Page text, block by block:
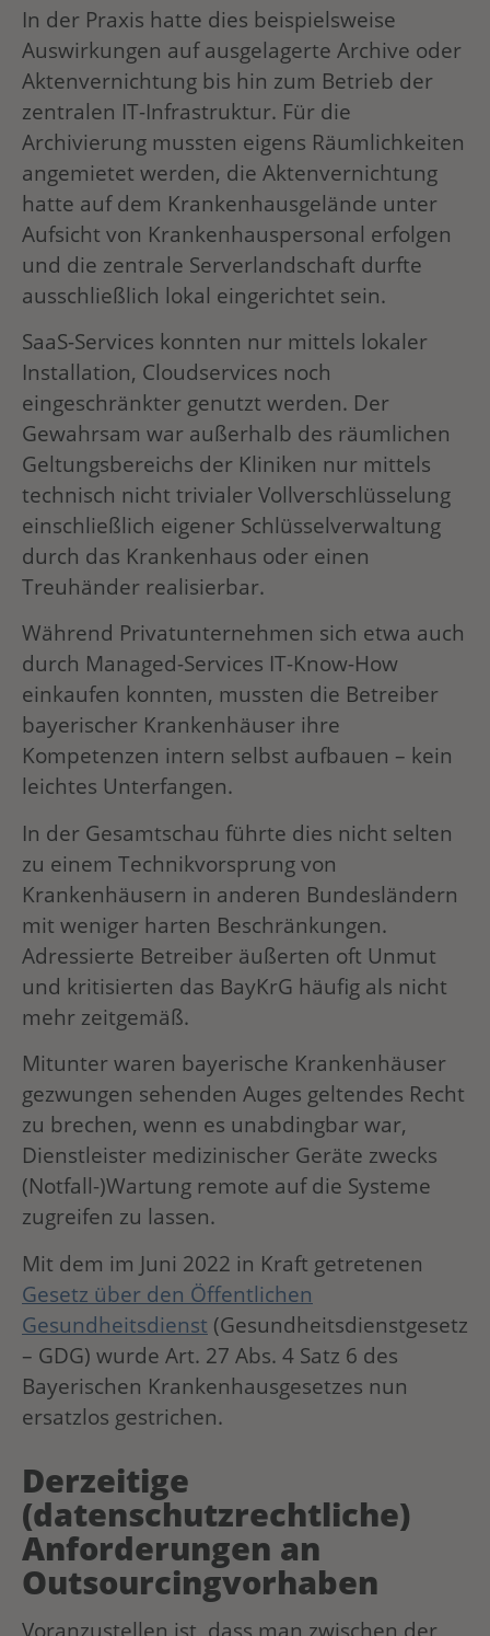
In der Praxis hatte dies beispielsweise
Auswirkungen auf ausgelagerte Archive oder
Aktenvernichtung bis hin zum Betrieb der
zentralen IT-Infrastruktur. Für die
Archivierung mussten eigens Räumlichkeiten
angemietet werden, die Aktenvernichtung
hatte auf dem Krankenhausgelände unter
Aufsicht von Krankenhauspersonal erfolgen
und die zentrale Serverlandschaft durfte
ausschließlich lokal eingerichtet sein.
SaaS-Services konnten nur mittels lokaler
Installation, Cloudservices noch
eingeschränkter genutzt werden. Der
Gewahrsam war außerhalb des räumlichen
Geltungsbereichs der Kliniken nur mittels
technisch nicht trivialer Vollverschlüsselung
einschließlich eigener Schlüsselverwaltung
durch das Krankenhaus oder einen
Treuhänder realisierbar.
Während Privatunternehmen sich etwa auch
durch Managed-Services IT-Know-How
einkaufen konnten, mussten die Betreiber
bayerischer Krankenhäuser ihre
Kompetenzen intern selbst aufbauen – kein
leichtes Unterfangen.
In der Gesamtschau führte dies nicht selten
zu einem Technikvorsprung von
Krankenhäusern in anderen Bundesländern
mit weniger harten Beschränkungen.
Adressierte Betreiber äußerten oft Unmut
und kritisierten das BayKrG häufig als nicht
mehr zeitgemäß.
Mitunter waren bayerische Krankenhäuser
gezwungen sehenden Auges geltendes Recht
zu brechen, wenn es unabdingbar war,
Dienstleister medizinischer Geräte zwecks
(Notfall-)Wartung remote auf die Systeme
zugreifen zu lassen.
Mit dem im Juni 2022 in Kraft getretenen
Gesetz über den Öffentlichen
Gesundheitsdienst (Gesundheitsdienstgesetz
– GDG) wurde Art. 27 Abs. 4 Satz 6 des
Bayerischen Krankenhausgesetzes nun
ersatzlos gestrichen.
Derzeitige
(datenschutzrechtliche)
Anforderungen an
Outsourcingvorhaben
Voranzustellen ist, dass man zwischen der